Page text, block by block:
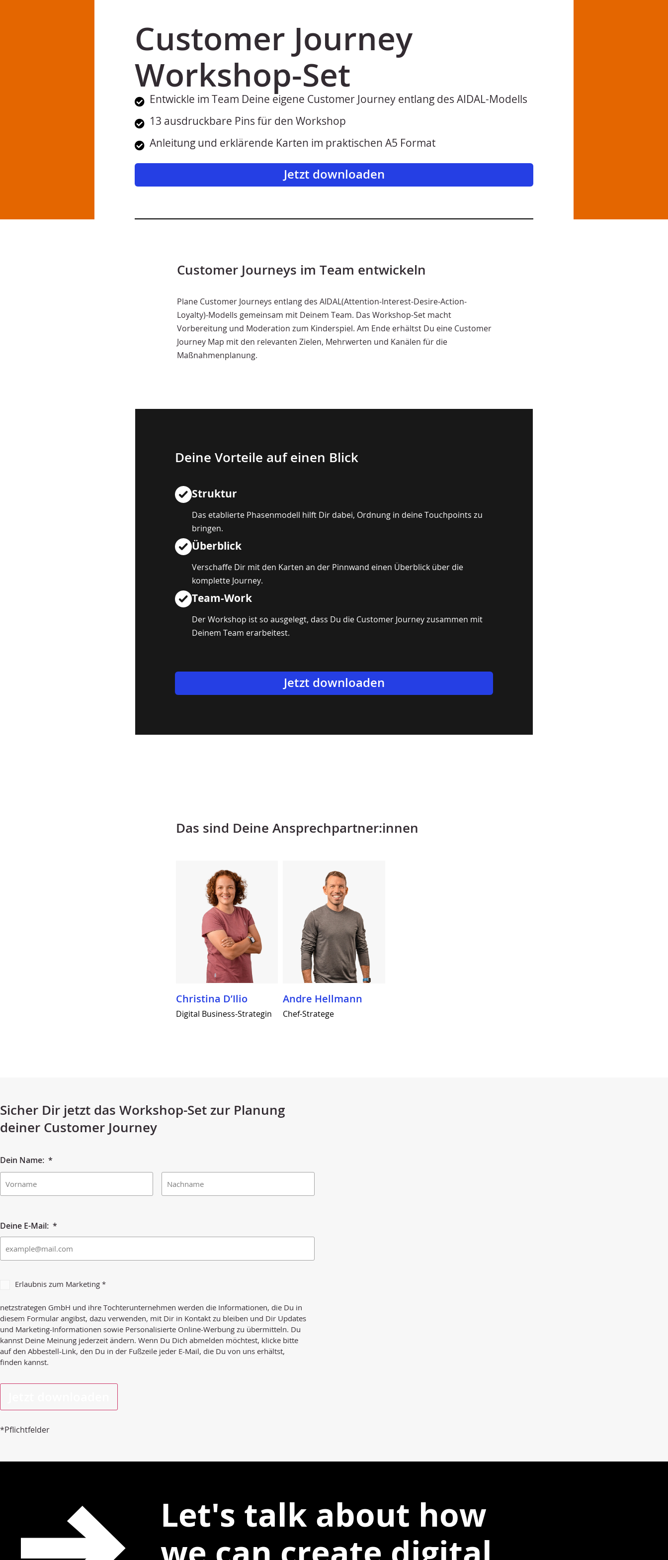
Customer Journey
Workshop-Set
Entwickle im Team Deine eigene Customer Journey entlang des AIDAL-Modells
13 ausdruckbare Pins für den Workshop
Anleitung und erklärende Karten im praktischen A5 Format
Jetzt downloaden
Customer Journeys im Team entwickeln
Plane Customer Journeys entlang des AIDAL(Attention-Interest-Desire-Action-
Loyalty)-Modells gemeinsam mit Deinem Team. Das Workshop-Set macht
Vorbereitung und Moderation zum Kinderspiel. Am Ende erhältst Du eine Customer
Journey Map mit den relevanten Zielen, Mehrwerten und Kanälen für die
Maßnahmenplanung.
Deine Vorteile auf einen Blick
Struktur
Das etablierte Phasenmodell hilft Dir dabei, Ordnung in deine Touchpoints zu
bringen.
Überblick
Verschaffe Dir mit den Karten an der Pinnwand einen Überblick über die
komplette Journey.
Team-Work
Der Workshop ist so ausgelegt, dass Du die Customer Journey zusammen mit
Deinem Team erarbeitest.
Jetzt downloaden
Das sind Deine Ansprechpartner:innen
Christina D’Ilio
Digital Business-Strategin
Andre Hellmann
Chef-Stratege
Sicher Dir jetzt das Workshop-Set zur Planung
deiner Customer Journey
Dein Name: *
Deine E-Mail: *
MKTConsent
Erlaubnis zum Marketing *
netzstrategen GmbH und ihre Tochterunternehmen werden die Informationen, die Du in
diesem Formular angibst, dazu verwenden, mit Dir in Kontakt zu bleiben und Dir Updates
und Marketing-Informationen sowie Personalisierte Online-Werbung zu übermitteln. Du
kannst Deine Meinung jederzeit ändern. Wenn Du Dich abmelden möchtest, klicke bitte
auf den Abbestell-Link, den Du in der Fußzeile jeder E-Mail, die Du von uns erhältst,
finden kannst.
*Pflichtfelder
Let's talk about how